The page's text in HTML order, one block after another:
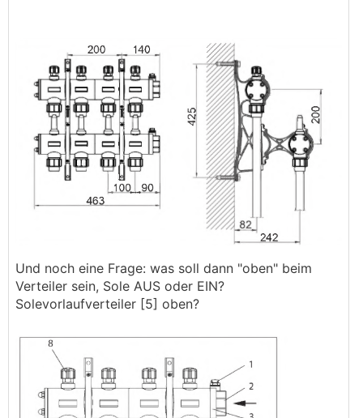
Und noch eine Frage: was soll dann "oben" beim
Verteiler sein, Sole AUS oder EIN?
Solevorlaufverteiler [5] oben?